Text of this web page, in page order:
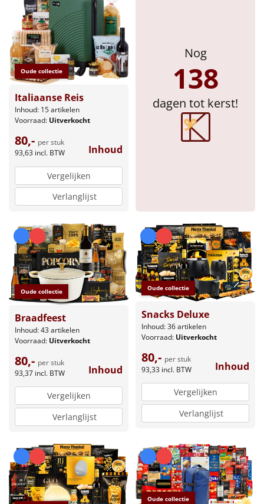
Oude collectie
Italiaanse Reis
Inhoud: 15 artikelen
Voorraad: Uitverkocht
80,- per stuk
93,63 incl. BTW Inhoud
Vergelijken
Verlanglijst
Nog
138
dagen tot kerst!
Oude collectie
Braadfeest
Inhoud: 43 artikelen
Voorraad: Uitverkocht
80,- per stuk
93,37 incl. BTW Inhoud
Vergelijken
Verlanglijst
Oude collectie
Snacks Deluxe
Inhoud: 36 artikelen
Voorraad: Uitverkocht
80,- per stuk
93,33 incl. BTW Inhoud
Vergelijken
Verlanglijst
Oude collectie